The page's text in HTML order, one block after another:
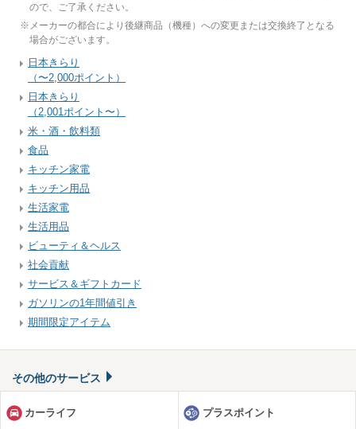
ので、ご了承ください。
※ メーカーの都合により後継商品（機種）への変更または交換終了となる
場合がございます。
日本きらり
（〜2,000ポイント）
日本きらり
（2,001ポイント〜）
米・酒・飲料類
食品
キッチン家電
キッチン用品
生活家電
生活用品
ビューティ＆ヘルス
社会貢献
サービス＆ギフトカード
ガソリンの1年間値引き
期間限定アイテム
その他のサービス
カーライフ プラスポイント